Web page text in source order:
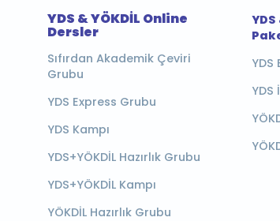
YDS & YÖKDİL Online
Dersler
Sıfırdan Akademik Çeviri
Grubu
YDS Express Grubu
YDS Kampı
YDS+YÖKDİL Hazırlık Grubu
YDS+YÖKDİL Kampı
YÖKDİL Hazırlık Grubu
YDS
YDS